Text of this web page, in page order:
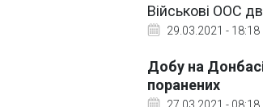
Військові ООС
29.03.2021 - 18:18
Добу на
поранених